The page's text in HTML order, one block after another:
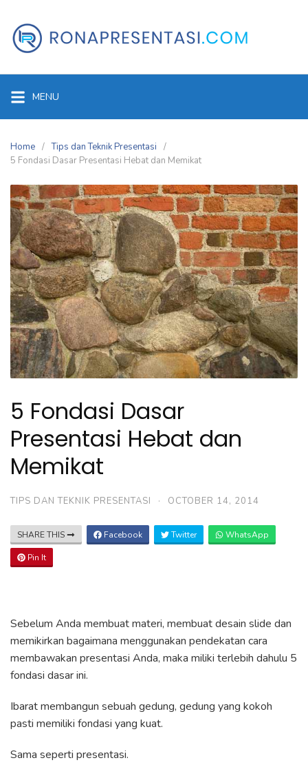
content
MENU
Home
Tips dan Teknik Presentasi
5 Fondasi Dasar Presentasi Hebat dan Memikat
5 Fondasi Dasar
Presentasi Hebat dan
Memikat
TIPS DAN TEKNIK PRESENTASI · OCTOBER 14, 2014
SHARE THIS Facebook Twitter WhatsApp
Pin It
Sebelum Anda membuat materi, membuat desain slide dan
memikirkan bagaimana menggunakan pendekatan cara
membawakan presentasi Anda, maka miliki terlebih dahulu 5
fondasi dasar ini.
Ibarat membangun sebuah gedung, gedung yang kokoh
pasti memiliki fondasi yang kuat.
Sama seperti presentasi.